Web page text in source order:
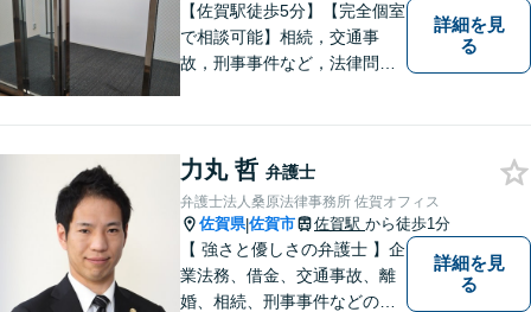
【佐賀駅徒歩5分】【完全個室
で相談可能】相続，交通事
故，刑事事件など，法律問題
お持ち帰りいただけるよう，
全力を尽くします。
詳細を見
る
力丸 哲 弁護士
弁護士法人桑原法律事務所 佐賀オフィス
佐賀県|佐賀市 佐賀駅 から徒歩1分
【 強さと優しさの弁護士 】企
業法務、借金、交通事故、離
婚、相続、刑事事件などのご
詳細を見
る